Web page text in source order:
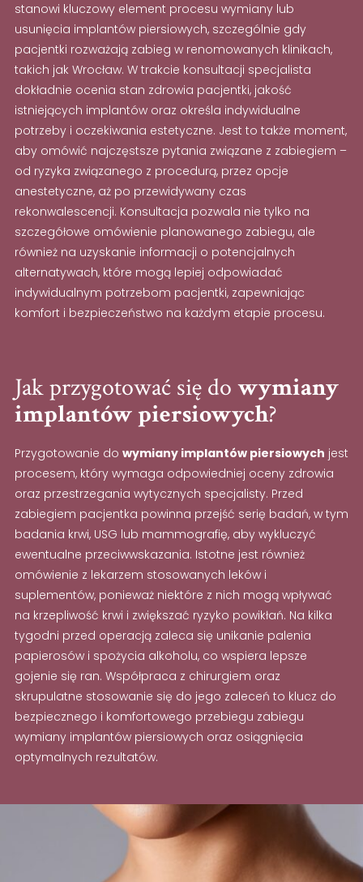
stanowi kluczowy element procesu wymiany lub
usunięcia implantów piersiowych, szczególnie gdy
pacjentki rozważają zabieg w renomowanych klinikach,
takich jak Wrocław. W trakcie konsultacji specjalista
dokładnie ocenia stan zdrowia pacjentki, jakość
istniejących implantów oraz określa indywidualne
potrzeby i oczekiwania estetyczne. Jest to także moment,
aby omówić najczęstsze pytania związane z zabiegiem –
od ryzyka związanego z procedurą, przez opcje
anestetyczne, aż po przewidywany czas
rekonwalescencji. Konsultacja pozwala nie tylko na
szczegółowe omówienie planowanego zabiegu, ale
również na uzyskanie informacji o potencjalnych
alternatywach, które mogą lepiej odpowiadać
indywidualnym potrzebom pacjentki, zapewniając
komfort i bezpieczeństwo na każdym etapie procesu.
Jak przygotować się do wymiany
implantów piersiowych?
Przygotowanie do wymiany implantów piersiowych jest
procesem, który wymaga odpowiedniej oceny zdrowia
oraz przestrzegania wytycznych specjalisty. Przed
zabiegiem pacjentka powinna przejść serię badań, w tym
badania krwi, USG lub mammografię, aby wykluczyć
ewentualne przeciwwskazania. Istotne jest również
omówienie z lekarzem stosowanych leków i
suplementów, ponieważ niektóre z nich mogą wpływać
na krzepliwość krwi i zwiększać ryzyko powikłań. Na kilka
tygodni przed operacją zaleca się unikanie palenia
papierosów i spożycia alkoholu, co wspiera lepsze
gojenie się ran. Współpraca z chirurgiem oraz
skrupulatne stosowanie się do jego zaleceń to klucz do
bezpiecznego i komfortowego przebiegu zabiegu
wymiany implantów piersiowych oraz osiągnięcia
optymalnych rezultatów.